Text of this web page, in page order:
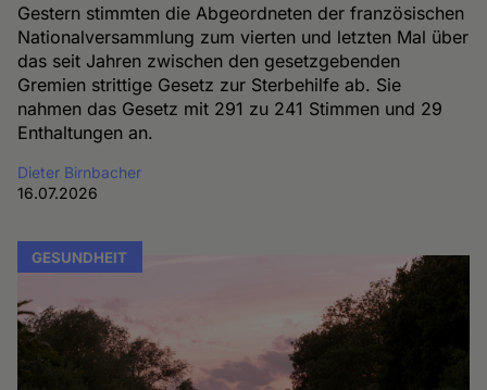
Gestern stimmten die Abgeordneten der französischen
Nationalversammlung zum vierten und letzten Mal über
das seit Jahren zwischen den gesetzgebenden
Gremien strittige Gesetz zur Sterbehilfe ab. Sie
nahmen das Gesetz mit 291 zu 241 Stimmen und 29
Enthaltungen an.
Dieter Birnbacher
16.07.2026
GESUNDHEIT